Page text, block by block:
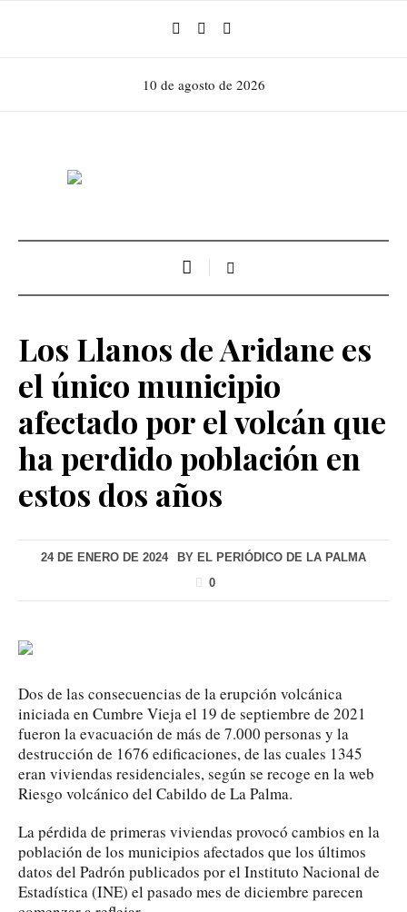
10 de agosto de 2026
Los Llanos de Aridane es
el único municipio
afectado por el volcán que
ha perdido población en
estos dos años
24 DE ENERO DE 2024 BY EL PERIÓDICO DE LA PALMA
0
Dos de las consecuencias de la erupción volcánica
iniciada en Cumbre Vieja el 19 de septiembre de 2021
fueron la evacuación de más de 7.000 personas y la
destrucción de 1676 edificaciones, de las cuales 1345
eran viviendas residenciales, según se recoge en la web
Riesgo volcánico del Cabildo de La Palma.
La pérdida de primeras viviendas provocó cambios en la
población de los municipios afectados que los últimos
datos del Padrón publicados por el Instituto Nacional de
Estadística (INE) el pasado mes de diciembre parecen